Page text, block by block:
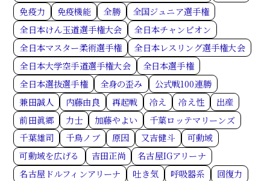
免疫力
免疫機能 全勝
全国ジュニア選手権
全日本けん玉道選手権大会
全日本チャンピオン
全日本マスター柔術選手権
全日本レスリング選手権大会
全日本大学空手道選手権大会
全日本選手権
全日本選抜選手権
全身の歪み
公式戦100連勝
兼田誠人
内藤由良 再起戦 冷え 冷え性
出産
前田眞郷
力士 加藤やよい
千葉ロッテマリーンズ
千葉雄司
千鳥ノブ 原因 又吉健斗
可動域
可動域を広げる
吉田正尚
名古屋IGアリーナ
名古屋ドルフィンアリーナ
吐き気 呼吸器系
回復力